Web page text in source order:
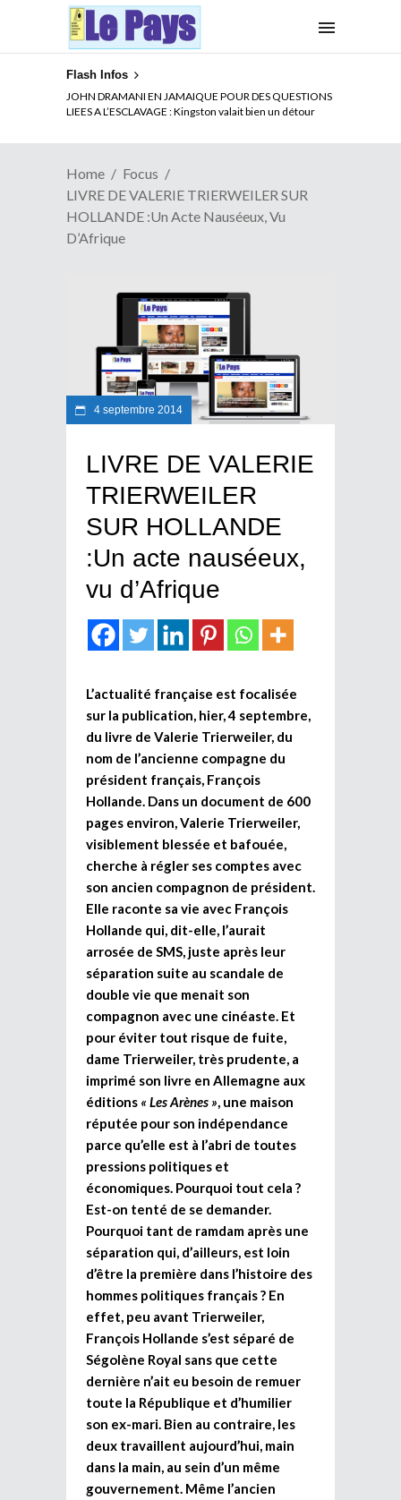
Flash Infos
ELECTION DE TALON A LA TETE DU SENAT BENINOIS :
Quand Patrice quitte le pouvoir sans partir !
Home
Focus
LIVRE DE VALERIE TRIERWEILER SUR
HOLLANDE :Un Acte Nauséeux, Vu
D’Afrique
4 septembre 2014
LIVRE DE VALERIE
TRIERWEILER
SUR HOLLANDE
:Un acte nauséeux,
vu d’Afrique
L’actualité française est focalisée
sur la publication, hier, 4 septembre,
du livre de Valerie Trierweiler, du
nom de l’ancienne compagne du
président français, François
Hollande. Dans un document de 600
pages environ, Valerie Trierweiler,
visiblement blessée et bafouée,
cherche à régler ses comptes avec
son ancien compagnon de président.
Elle raconte sa vie avec François
Hollande qui, dit-elle, l’aurait
arrosée de SMS, juste après leur
séparation suite au scandale de
double vie que menait son
compagnon avec une cinéaste. Et
pour éviter tout risque de fuite,
dame Trierweiler, très prudente, a
imprimé son livre en Allemagne aux
éditions « Les Arènes » , une maison
réputée pour son indépendance
parce qu’elle est à l’abri de toutes
pressions politiques et
économiques. Pourquoi tout cela ?
Est-on tenté de se demander.
Pourquoi tant de ramdam après une
séparation qui, d’ailleurs, est loin
d’être la première dans l’histoire des
hommes politiques français ? En
effet, peu avant Trierweiler,
François Hollande s’est séparé de
Ségolène Royal sans que cette
dernière n’ait eu besoin de remuer
toute la République et d’humilier
son ex-mari. Bien au contraire, les
deux travaillent aujourd’hui, main
dans la main, au sein d’un même
gouvernement. Même l’ancien